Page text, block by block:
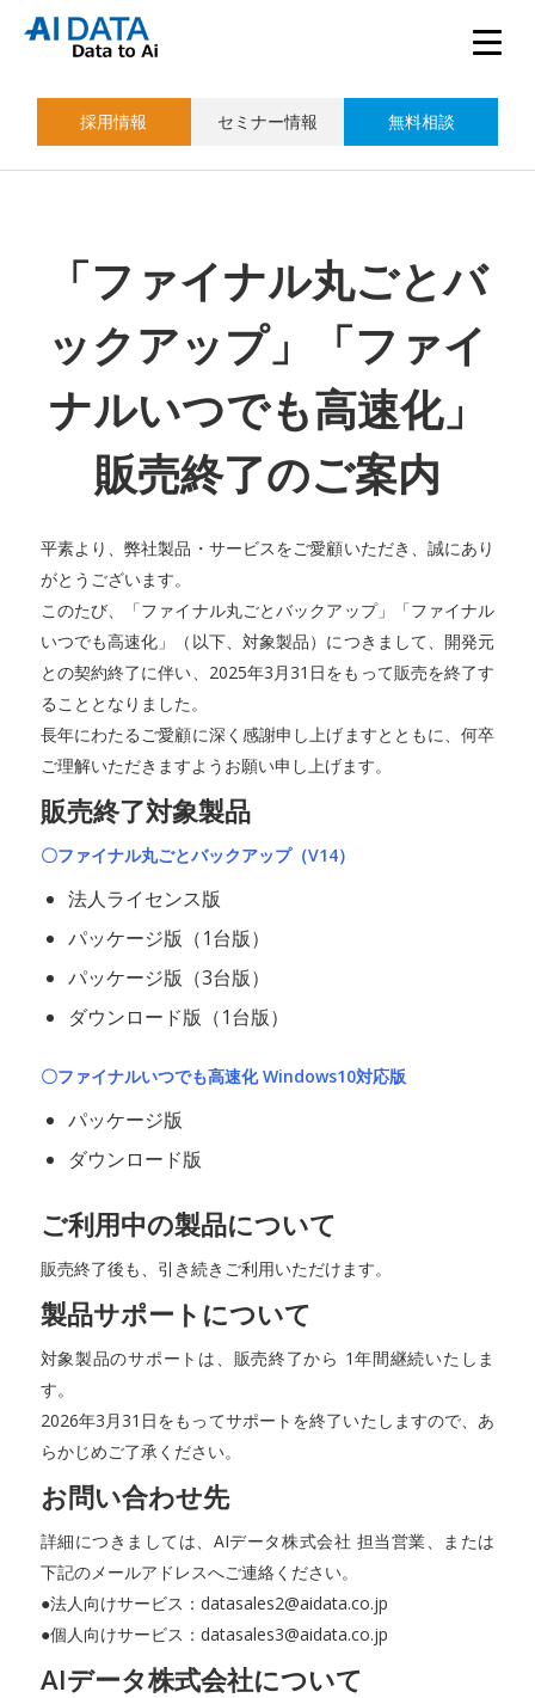
採用情報 セミナー情報 無料相談
「ファイナル丸ごとバ
ックアップ」「ファイ
ナルいつでも高速化」
販売終了のご案内
平素より、弊社製品・サービスをご愛顧いただき、誠にあり
がとうございます。
このたび、「ファイナル丸ごとバックアップ」「ファイナル
いつでも高速化」（以下、対象製品）につきまして、開発元
との契約終了に伴い、2025年3月31日をもって販売を終了す
ることとなりました。
長年にわたるご愛顧に深く感謝申し上げますとともに、何卒
ご理解いただきますようお願い申し上げます。
販売終了対象製品
〇ファイナル丸ごとバックアップ（V14）
法人ライセンス版
パッケージ版（1台版）
パッケージ版（3台版）
ダウンロード版（1台版）
〇ファイナルいつでも高速化 Windows10対応版
パッケージ版
ダウンロード版
ご利用中の製品について
販売終了後も、引き続きご利用いただけます。
製品サポートについて
対象製品のサポートは、販売終了から 1年間継続いたしま
す。
2026年3月31日をもってサポートを終了いたしますので、あ
らかじめご了承ください。
お問い合わせ先
詳細につきましては、AIデータ株式会社 担当営業、または
下記のメールアドレスへご連絡ください。
●法人向けサービス：datasales2@aidata.co.jp
●個人向けサービス：datasales3@aidata.co.jp
AIデータ株式会社について